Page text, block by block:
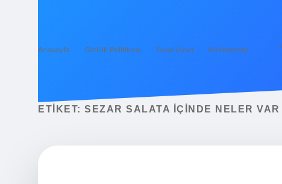
Anasayfa Gizlilik Politikası Yasal Uyarı Hakkımızda
ETIKET: SEZAR SALATA IÇINDE NELER VAR